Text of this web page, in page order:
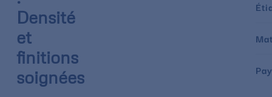
Densité
et
finitions
soignées